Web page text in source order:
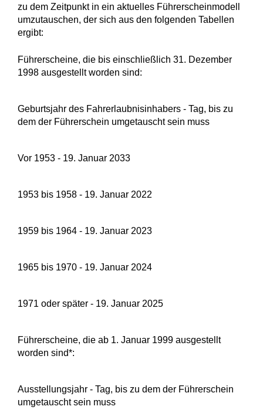
zu dem Zeitpunkt in ein aktuelles Führerscheinmodell
umzutauschen, der sich aus den folgenden Tabellen
ergibt:
Führerscheine, die bis einschließlich 31. Dezember
1998 ausgestellt worden sind:
Geburtsjahr des Fahrerlaubnisinhabers - Tag, bis zu
dem der Führerschein umgetauscht sein muss
Vor 1953 - 19. Januar 2033
1953 bis 1958 - 19. Januar 2022
1959 bis 1964 - 19. Januar 2023
1965 bis 1970 - 19. Januar 2024
1971 oder später - 19. Januar 2025
Führerscheine, die ab 1. Januar 1999 ausgestellt
worden sind*:
Ausstellungsjahr - Tag, bis zu dem der Führerschein
umgetauscht sein muss